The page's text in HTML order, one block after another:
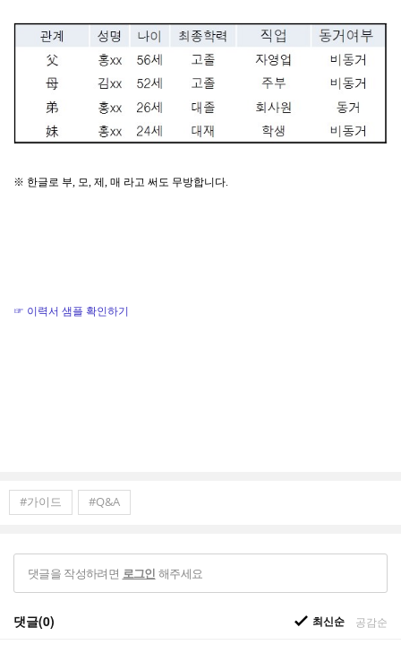
※ 한글로 부, 모, 제, 매 라고 써도 무방합니다.
☞ ​이력서 샘플 확인하기
#가이드 #Q&A
댓글을 작성하려면 로그인 해주세요
댓글(0) 최신순 공감순